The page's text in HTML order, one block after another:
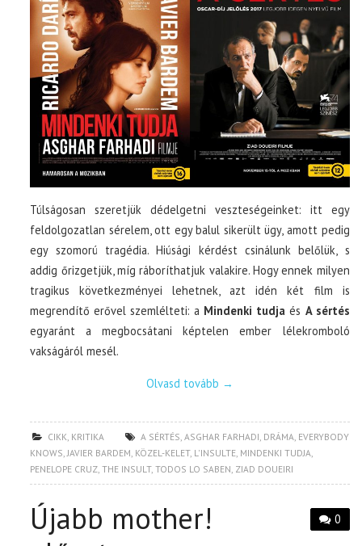
Túlságosan szeretjük dédelgetni veszteségeinket: itt egy
feldolgozatlan sérelem, ott egy balul sikerült ügy, amott pedig
egy szomorú tragédia. Hiúsági kérdést csinálunk belőlük, s
addig őrizgetjük, míg ráboríthatjuk valakire. Hogy ennek milyen
tragikus következményei lehetnek, azt idén két film is
megrendítő erővel szemlélteti: a Mindenki tudja és A sértés
egyaránt a megbocsátani képtelen ember lélekromboló
vakságáról mesél.
Olvasd tovább →
CIKK, KRITIKA A SÉRTÉS,ASGHAR FARHADI, DRÁMA, EVERYBODY
KNOWS,JAVIER BARDEM, KÖZEL-KELET, L'INSULTE, MINDENKI TUDJA,
PENELOPE CRUZ,THE INSULT,TODOS LO SABEN, ZIAD DOUEIRI
0
Újabb mother!